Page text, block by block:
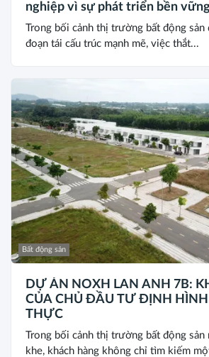
nghiệp vì sự phát triển bền
Trong bối cảnh thị trường bất động sản
đoạn tái cấu trúc mạnh mẽ, việc thắt...
Bất động sản
DỰ ÁN NOXH LAN ANH 7B:
CỦA CHỦ ĐẦU TƯ ĐỊNH HÌNH
THỰC
Trong bối cảnh thị trường bất động sản
khe, khách hàng không chỉ tìm kiếm